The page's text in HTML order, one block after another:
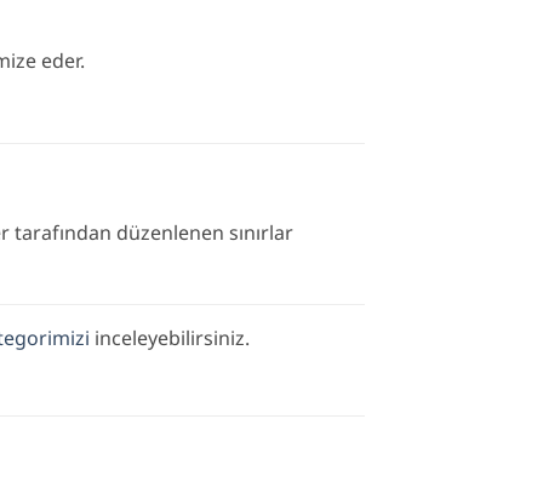
eder.
düzenlenen sınırlar
inceleyebilirsiniz.